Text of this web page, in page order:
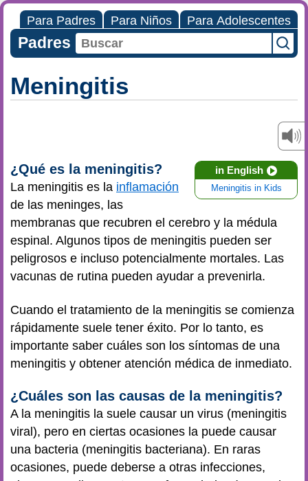
Para Padres Para Niños Para Adolescentes
Padres
Meningitis
in English
Meningitis in Kids
¿Qué es la meningitis?
La meningitis es la inflamación
de las meninges, las
membranas que recubren el cerebro y la médula
espinal. Algunos tipos de meningitis pueden ser
peligrosos e incluso potencialmente mortales. Las
vacunas de rutina pueden ayudar a prevenirla.
Cuando el tratamiento de la meningitis se comienza
rápidamente suele tener éxito. Por lo tanto, es
importante saber cuáles son los síntomas de una
meningitis y obtener atención médica de inmediato.
¿Cuáles son las causas de la meningitis?
A la meningitis la suele causar un virus (meningitis
viral), pero en ciertas ocasiones la puede causar
una bacteria (meningitis bacteriana). En raras
ocasiones, puede deberse a otras infecciones,